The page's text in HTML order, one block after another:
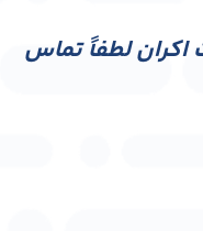
اکران لطفاً تماس